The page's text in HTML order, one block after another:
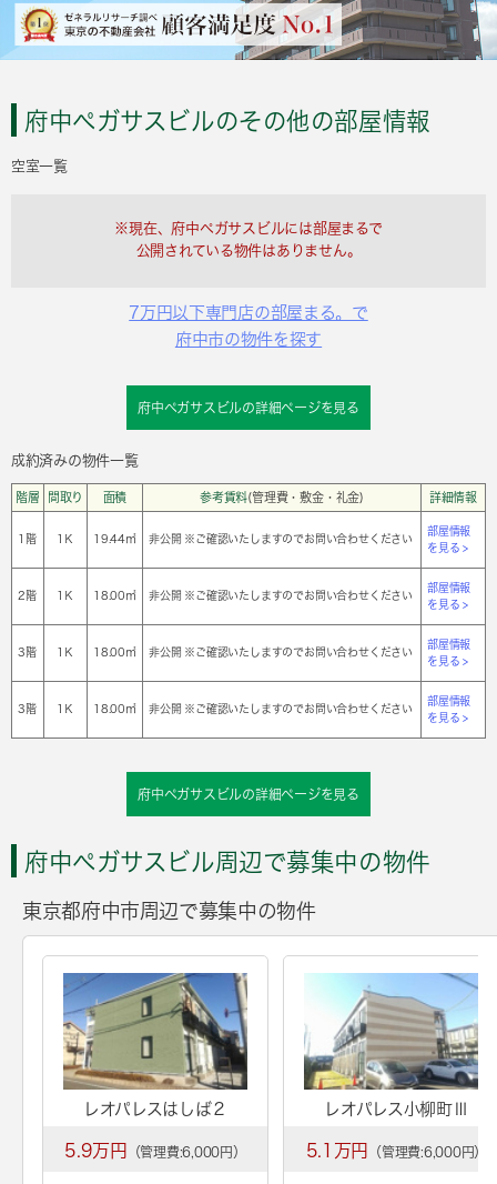
府中ペガサスビルのその他の部屋情報
空室一覧
※現在、府中ペガサスビルには部屋まるで
公開されている物件はありません。
7万円以下専門店の部屋まる。で
府中市の物件を探す
府中ペガサスビルの詳細ページを見る
成約済みの物件一覧
階層 間取り 面積 参考賃料(管理費・敷金・礼金) 詳細情報
1階 1Ｋ 19.44㎡ 非公開 ※ご確認いたしますのでお問い合わせください
部屋情報
を見る >
2階 1Ｋ 18.00㎡ 非公開 ※ご確認いたしますのでお問い合わせください
部屋情報
を見る >
3階 1Ｋ 18.00㎡ 非公開 ※ご確認いたしますのでお問い合わせください
部屋情報
を見る >
3階 1Ｋ 18.00㎡ 非公開 ※ご確認いたしますのでお問い合わせください
部屋情報
を見る >
府中ペガサスビルの詳細ページを見る
府中ペガサスビル周辺で募集中の物件
東京都府中市周辺で募集中の物件
レオパレスはしば２
5.9万円 （管理費:6,000円）
レオパレス小柳町Ⅲ
5.1万円 （管理費:6,000円）